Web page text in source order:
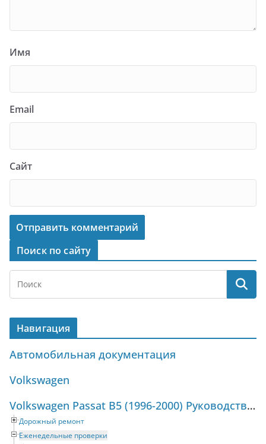
Имя
Email
Сайт
Поиск по сайту
Навигация
Автомобильная документация
Volkswagen
Volkswagen Passat B5 (1996-2000) Руководство по ремонту и техническому обслуживанию
Дорожный ремонт
Еженедельные проверки